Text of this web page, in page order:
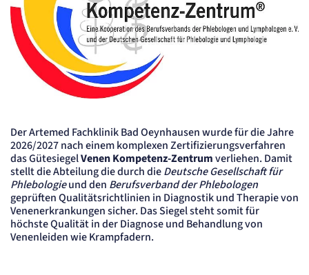
Der Artemed Fachklinik Bad Oeynhausen wurde für die Jahre
2026/2027 nach einem komplexen Zertifizierungsverfahren
das GütesiegelVenen Kompetenz-Zentrumverliehen. Damit
stellt die Abteilung die durch dieDeutsche Gesellschaft für
Phlebologieund den Berufsverband der Phlebologen
geprüften Qualitätsrichtlinien in Diagnostik und Therapie von
Venenerkrankungen sicher. Das Siegel steht somit für
höchste Qualität in der Diagnose und Behandlung von
Venenleiden wie Krampfadern.
Zweck:
Behält die Zustände des Benutzers bei allen Seitenanfragen bei.
Cookie Laufzeit:
Session
etracker Sitzungs-Cookie
etracker GmbH
Zweck:
Opt-In Cookie speichert die Entscheidung des Besuchers, wenn auf der Seite des
Kunden das Tracking Opt-In ausgespielt wird. Wird auch für ein eventuelles Opt-Out
verwendet.
Cookie Laufzeit:
"no" - 50 Jahre, "yes" - 480 Tage
Einverständnis-Cookie